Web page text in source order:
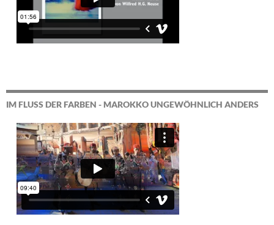
IM FLUSS DER FARBEN - MAROKKO UNGEWÖHNLICH ANDERS